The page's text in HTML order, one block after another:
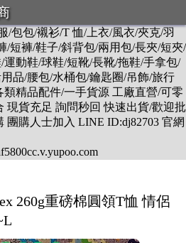
GUCCI/PRADA/CHANEL/BALEN
MONCLER/Armani/Supreme/CK/Ni
/包包/襯衫/T 恤/上衣/風衣/夾克/羽
/短褲/鞋子/斜背包/兩用包/長夾/短夾/
動鞋/球鞋/短靴/長靴/拖鞋/手拿包/
品/腰包/水桶包/鑰匙圈/吊飾/旅行
精品配件/一手貨源 工廠直營/可零
現貨充足 詢問秒回 快速出貨/歡迎批
團購人士加入 LINE ID:dj82703 官網
260g重磅棉圓領T恤 情侶